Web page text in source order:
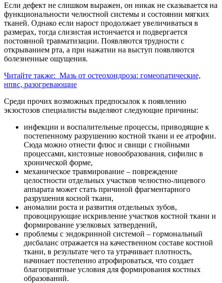
Если дефект не слишком выражен, он никак не сказывается на
функциональности челюстной системы и состоянии мягких
тканей. Однако если нарост продолжает увеличиваться в
размерах, тогда слизистая истончается и подвергается
постоянной травматизации. Появляются трудности с
открыванием рта, а при нажатии на выступ появляются
болезненные ощущения.
Читайте также: Мазь от остеохондроза: гомеопатические,
нпвс, разогревающие
Среди прочих возможных предпосылок к появлению
экзостозов специалисты выделяют следующие причины:
инфекции и воспалительные процессы, приводящие к
постепенному разрушению костной ткани и ее атрофии.
Сюда можно отнести флюс и свищи с гнойными
процессами, кистозные новообразования, сифилис в
хронической форме,
механическое травмирование – повреждение
целостности отдельных участков челюстно-лицевого
аппарата может стать причиной фрагментарного
разрушения косной ткани,
аномалии роста и развития отдельных зубов,
провоцирующие искривление участков костной ткани и
формирование узелковых затвердений,
проблемы с эндокринной системой – гормональный
дисбаланс отражается на качественном составе костной
ткани, в результате чего та утрачивает плотность,
начинает постепенно атрофироваться, что создает
благоприятные условия для формирования костных
образований.